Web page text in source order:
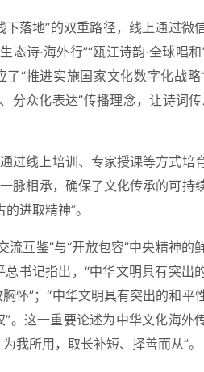
落地”的双重路径，线上通过微
诗·海外行”“瓯江诗韵·全球唱
“推进实施国家文化数字化战略
分众化表达”传播理念，让诗词传
过线上培训、专家授课等方式培
脉相承，确保了文化传承的可持
进取精神”。
互鉴”与“开放包容”中央精神的
书记指出，“中华文明具有突出的
怀”；“中华文明具有突出的和平
。这一重要论述为中华文化海外
我所用，取长补短、择善而从”。